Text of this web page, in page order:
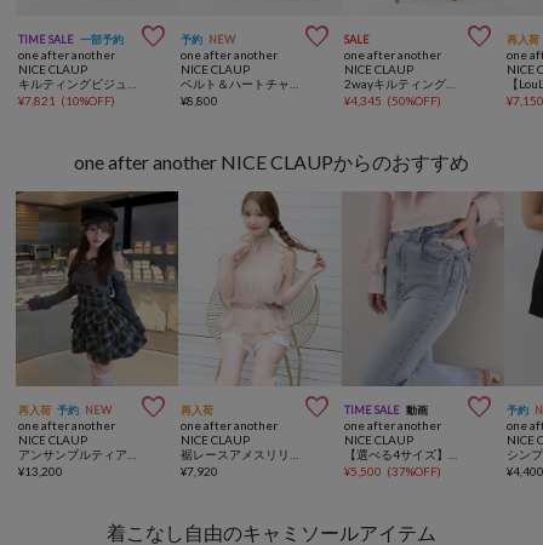
TIME SALE 一部予約 
one after another
NICE CLAUP
¥7,821 (10%OFF)
予約 NEW 
one after another
NICE CLAUP
¥8,800
SALE 
one after another
NICE CLAUP
2wayキルティングバッグ/リュック・ショルダー
¥4,345 (50%OFF)
再入荷
one
NICE
¥
one after another NICE CLAUPからのおすすめ
再入荷 予約 NEW 
one after another
NICE CLAUP
¥13,200
再入荷 
one after another
NICE CLAUP
¥7,920
TIME SALE 動画 
one after another
NICE CLAUP
¥5,500 (37%OFF)
予約
one
NICE
¥
着こなし自由のキャミソールアイテム